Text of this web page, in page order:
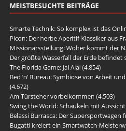
MEISTBESUCHTE BEITRÄGE
Smarte Technik: So komplex ist das
Picon: Der herbe Aperitif-Klassiker aus
Missionarsstellung: Woher kommt der
Der größte Wasserfall der Erde befindet
The Florida Game: Jai Alai(4.854)
Bed ’n‘ Bureau: Symbiose von Arbeit
(4.672)
Am Türsteher vorbeikommen (4.503)
Swing the World: Schaukeln mit
Belassi Burrasca: Der Supersportwagen
Bugatti kreiert ein Smartwatch-